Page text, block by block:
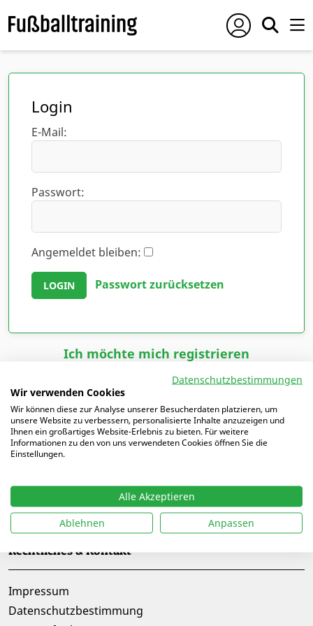
Login
E-Mail:
Passwort:
Angemeldet bleiben:
Passwort zurücksetzen
Ich möchte mich registrieren
Folge uns auf
Rechtliches & Kontakt
Impressum
Datenschutzbestimmung
Datenschutzbestimmungen
Wir verwenden Cookies
Wir können diese zur Analyse unserer Besucherdaten platzieren, um
unsere Website zu verbessern, personalisierte Inhalte anzuzeigen und
Ihnen ein großartiges Website-Erlebnis zu bieten. Für weitere
Informationen zu den von uns verwendeten Cookies öffnen Sie die
Einstellungen.
Alle Akzeptieren
Ablehnen
Anpassen